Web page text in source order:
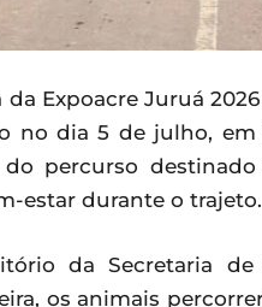
Expoacre Juruá
no dia 5 de julho,
percurso
estar durante o trajeto.
da Secretaria
os animais